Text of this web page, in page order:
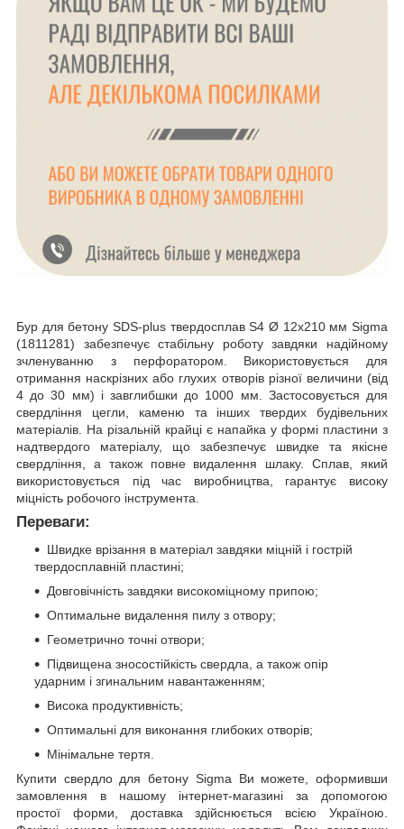
Бур для бетону SDS-plus твердосплав S4 Ø 12х210 мм Sigma
(1811281) забезпечує стабільну роботу завдяки надійному
зчленуванню з перфоратором. Використовується для
отримання наскрізних або глухих отворів різної величини (від
4 до 30 мм) і завглибшки до 1000 мм. Застосовується для
свердління цегли, каменю та інших твердих будівельних
матеріалів. На різальній крайці є напайка у формі пластини з
надтвердого матеріалу, що забезпечує швидке та якісне
свердління, а також повне видалення шлаку. Сплав, який
використовується під час виробництва, гарантує високу
міцність робочого інструмента.
Переваги:
Швидке врізання в матеріал завдяки міцній і гострій
твердосплавній пластині;
Довговічність завдяки високоміцному припою;
Оптимальне видалення пилу з отвору;
Геометрично точні отвори;
Підвищена зносостійкість свердла, а також опір
ударним і згинальним навантаженням;
Висока продуктивність;
Оптимальні для виконання глибоких отворів;
Мінімальне тертя.
Купити свердло для бетону Sigma Ви можете, оформивши
замовлення в нашому інтернет-магазині за допомогою
простої форми, доставка здійснюється всією Україною.